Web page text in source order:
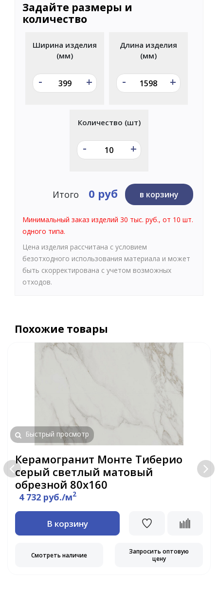
Задайте размеры и
количество
Ширина изделия
(мм)
- +
Длина изделия
(мм)
- +
Количество (шт)
- +
Итого 0 руб в корзину
Минимальный заказ изделий 30 тыс. руб., от 10 шт.
одного типа.
Цена изделия рассчитана с условием
безотходного использования материала и может
быть скорректирована с учетом возможных
отходов.
Похожие товары
Быстрый просмотр
Керамогранит Монте Тиберио
серый светлый матовый
обрезной 80х160
4 732 руб./м2
В корзину
Смотреть наличие
Запросить оптовую
цену